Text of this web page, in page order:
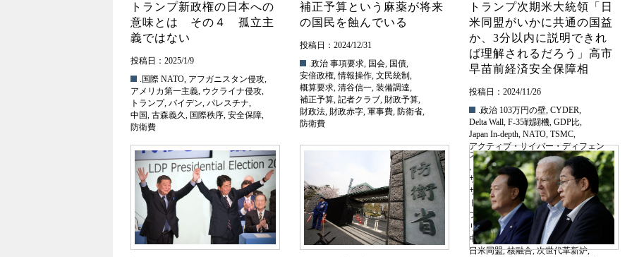
トランプ新政権の日本への
意味とは その４ 孤立主
義ではない
投稿日：2025/1/9
.国際 NATO, アフガニスタン侵攻,
アメリカ第一主義, ウクライナ侵攻,
トランプ, バイデン, パレスチナ,
中国, 古森義久, 国際秩序, 安全保障,
防衛費
補正予算という麻薬が将来
の国民を蝕んでいる
投稿日：2024/12/31
.政治 事項要求, 国会, 国債,
安倍政権,情報操作, 文民統制 ,
概算要求, 清谷信一, 装備調達,
補正予算, 記者クラブ, 財政予算,
財政法, 財政赤字, 軍事費, 防衛省,
防衛費
トランプ次期米大統領「日
米同盟がいかに共通の国益
か、3分以内に説明できれ
ば理解されるだろう」高市
早苗前経済安全保障相
投稿日：2024/11/26
.政治 103万円の壁, CYDER,
Delta Wall, F-35戦闘機, GDP比,
Japan In-depth, NATO, TSMC,
アクティブ・サイバー・ディフェン
ス
, インド太平洋,エネルギー安全保障,
サイバーセキュリティ ,
サイバー犯罪
データセンター,テロ,
トマホーク・ミサイル,トランプ
フュージョンエネルギー,
リチウム分離技術
レーザー兵器
中国,台湾 ,安倍宏行 ,年金制度
日米同盟,核融合,次世代革新炉,